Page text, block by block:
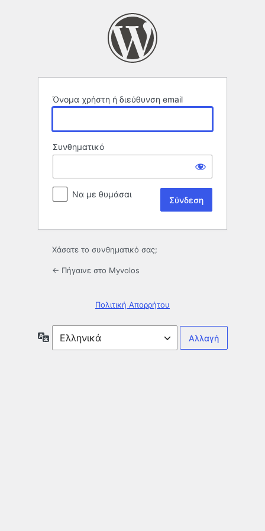
Όνομα χρήστη ή διεύθυνση email
Συνθηματικό
Να με θυμάσαι
Χάσατε το συνθηματικό σας;
← Πήγαινε στο Myvolos
Πολιτική Απορρήτου
Γλώσσα